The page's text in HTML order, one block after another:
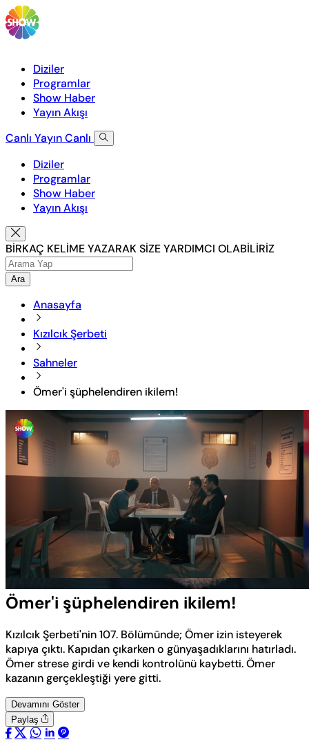
Diziler
Programlar
Show Haber
Yayın Akışı
Canlı YayınCanlı
Diziler
Programlar
Show Haber
Yayın Akışı
BİRKAÇ KELİME YAZARAK SİZE YARDIMCI OLABİLİRİZ
Ara
Anasayfa
Kızılcık Şerbeti
Sahneler
Ömer'i şüphelendiren ikilem!
Sesi
Yüklendi
13.17%
Hızı
Ömer'i şüphelendiren ikilem!
Kızılcık Şerbeti'nin 107. Bölümünde; Ömer izin isteyerek
kapıya çıktı. Kapıdan çıkarken o günyaşadıklarını hatırladı.
Ömer strese girdi ve kendi kontrolünü kaybetti. Ömer
kazanın gerçekleştiği yere gitti.
Devamını Göster
Paylaş